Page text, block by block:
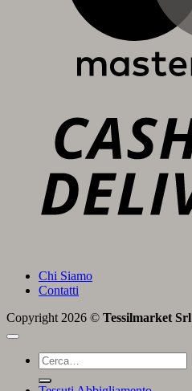
Chi Siamo
Contatti
Copyright 2026 © Tessilmarket Srl
Cerca: